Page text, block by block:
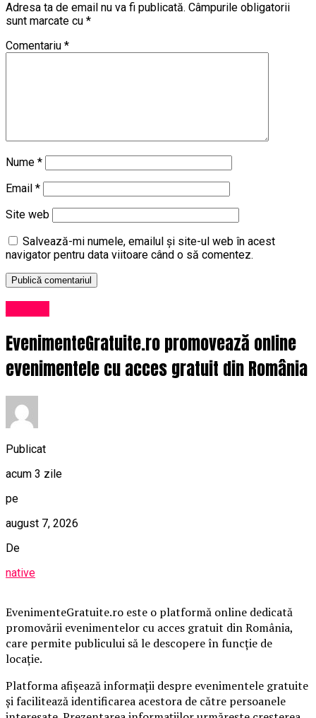
Adresa ta de email nu va fi publicată. Câmpurile obligatorii
sunt marcate cu *
Comentariu *
Nume *
Email *
Site web
Salvează-mi numele, emailul și site-ul web în acest
navigator pentru data viitoare când o să comentez.
EvenimenteGratuite.ro promovează online
evenimentele cu acces gratuit din România
Publicat
acum 3 zile
pe
august 7, 2026
De
native
EvenimenteGratuite.ro este o platformă online dedicată
promovării evenimentelor cu acces gratuit din România,
care permite publicului să le descopere în funcție de
locație.
Platforma afișează informații despre evenimentele gratuite
și facilitează identificarea acestora de către persoanele